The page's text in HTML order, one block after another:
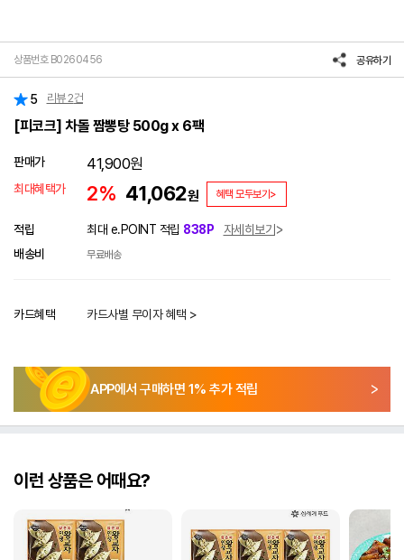
상품번호 B0260456 공유하기
5 리뷰2건
[피코크] 차돌 짬뽕탕 500g x 6팩
판매가 41,900원
최대혜택가 2% 41,062원 혜택 모두보기>
적립 최대 e.POINT 적립 838P
자세히보기
배송비
무료배송
카드혜택 카드사별 무이자 혜택 >
APP에서 구매하면 1% 추가 적립
이런 상품은 어때요?